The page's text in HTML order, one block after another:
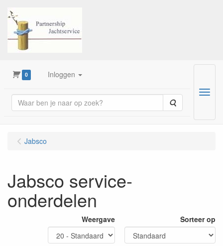
0 Inloggen
Zoeken
Menu
Jabsco
Jabsco service-
onderdelen
Weergave Sorteer op